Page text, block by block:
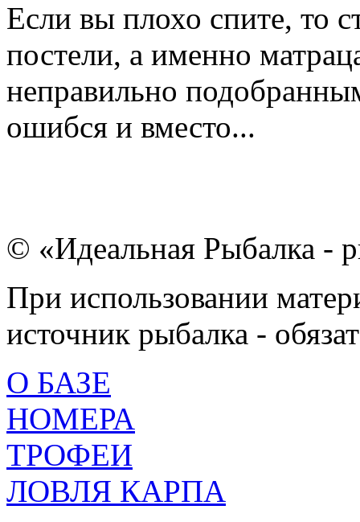
Если вы плохо спите, то
постели, а именно
неправильно
ошибся и вместо...
© «Идеальная Рыбалка -
При использовании
источник рыбалка -
О БАЗЕ
НОМЕРА
ТРОФЕИ
ЛОВЛЯ КАРПА